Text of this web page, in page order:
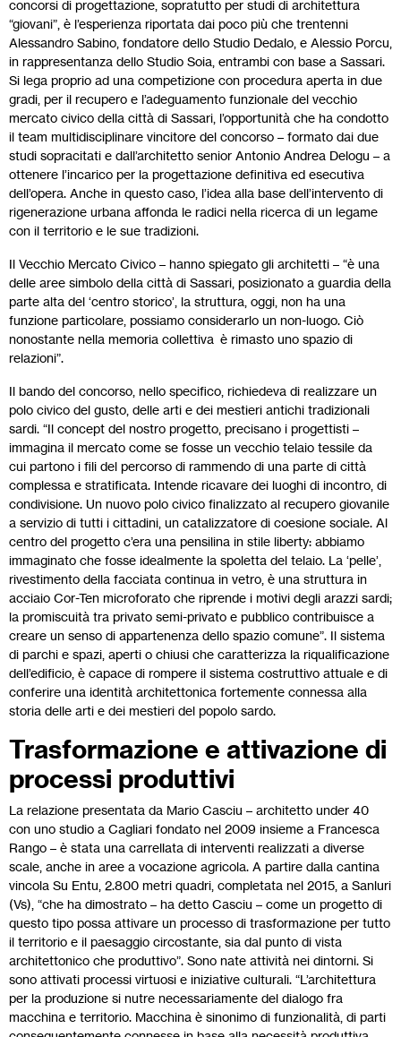
concorsi di progettazione, sopratutto per studi di architettura
“giovani”, è l’esperienza riportata dai poco più che trentenni
Alessandro Sabino, fondatore dello Studio Dedalo, e Alessio Porcu,
in rappresentanza dello Studio Soia, entrambi con base a Sassari.
Si lega proprio ad una competizione con procedura aperta in due
gradi, per il recupero e l’adeguamento funzionale del vecchio
mercato civico della città di Sassari, l’opportunità che ha condotto
il team multidisciplinare vincitore del concorso – formato dai due
studi sopracitati e dall’architetto senior Antonio Andrea Delogu – a
ottenere l’incarico per la progettazione definitiva ed esecutiva
dell’opera. Anche in questo caso, l’idea alla base dell’intervento di
rigenerazione urbana affonda le radici nella ricerca di un legame
con il territorio e le sue tradizioni.
Il Vecchio Mercato Civico – hanno spiegato gli architetti – “è una
delle aree simbolo della città di Sassari, posizionato a guardia della
parte alta del ‘centro storico’, la struttura, oggi, non ha una
funzione particolare, possiamo considerarlo un non-luogo. Ciò
nonostante nella memoria collettiva è rimasto uno spazio di
relazioni”.
Il bando del concorso, nello specifico, richiedeva di realizzare un
polo civico del gusto, delle arti e dei mestieri antichi tradizionali
sardi. “Il concept del nostro progetto, precisano i progettisti –
immagina il mercato come se fosse un vecchio telaio tessile da
cui partono i fili del percorso di rammendo di una parte di città
complessa e stratificata. Intende ricavare dei luoghi di incontro, di
condivisione. Un nuovo polo civico finalizzato al recupero giovanile
a servizio di tutti i cittadini, un catalizzatore di coesione sociale. Al
centro del progetto c’era una pensilina in stile liberty: abbiamo
immaginato che fosse idealmente la spoletta del telaio. La ‘pelle’,
rivestimento della facciata continua in vetro, è una struttura in
acciaio Cor-Ten microforato che riprende i motivi degli arazzi sardi;
la promiscuità tra privato semi-privato e pubblico contribuisce a
creare un senso di appartenenza dello spazio comune”. Il sistema
di parchi e spazi, aperti o chiusi che caratterizza la riqualificazione
dell’edificio, è capace di rompere il sistema costruttivo attuale e di
conferire una identità architettonica fortemente connessa alla
storia delle arti e dei mestieri del popolo sardo.
Trasformazione e attivazione di
processi produttivi
La relazione presentata da Mario Casciu – architetto under 40
con uno studio a Cagliari fondato nel 2009 insieme a Francesca
Rango – è stata una carrellata di interventi realizzati a diverse
scale, anche in aree a vocazione agricola. A partire dalla cantina
vincola Su Entu, 2.800 metri quadri, completata nel 2015, a Sanluri
(Vs), “che ha dimostrato – ha detto Casciu – come un progetto di
questo tipo possa attivare un processo di trasformazione per tutto
il territorio e il paesaggio circostante, sia dal punto di vista
architettonico che produttivo”. Sono nate attività nei dintorni. Si
sono attivati processi virtuosi e iniziative culturali. “L’architettura
per la produzione si nutre necessariamente del dialogo fra
macchina e territorio. Macchina è sinonimo di funzionalità, di parti